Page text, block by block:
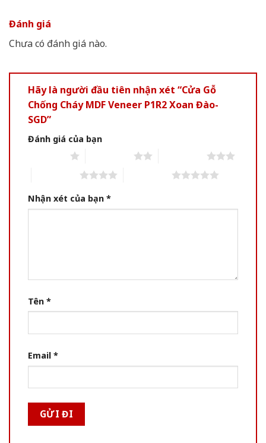
Đánh giá
Chưa có đánh giá nào.
Hãy là người đầu tiên nhận xét “Cửa Gỗ
Chống Cháy MDF Veneer P1R2 Xoan Đào-
SGD”
Đánh giá của bạn
Nhận xét của bạn *
Tên *
Email *